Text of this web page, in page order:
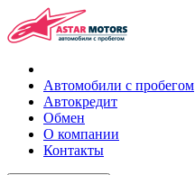
Автомобили с пробегом
Автокредит
Обмен
О компании
Контакты